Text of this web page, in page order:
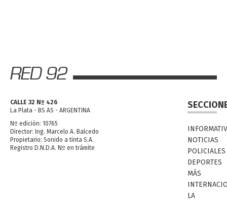
CALLE 32 Nº 426
La Plata - BS AS - ARGENTINA
Nº edición: 10765
Director: Ing. Marcelo A. Balcedo
Propietario: Sonido a tinta S.A.
Registro D.N.D.A. Nº en trámite
NOTICIAS
POLICIALES
DEPORTES
MÁS
LA